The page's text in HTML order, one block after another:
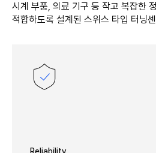
시계 부품, 의료 기구 등 작고 복잡한
적합하도록 설계된 스위스 타입 터닝